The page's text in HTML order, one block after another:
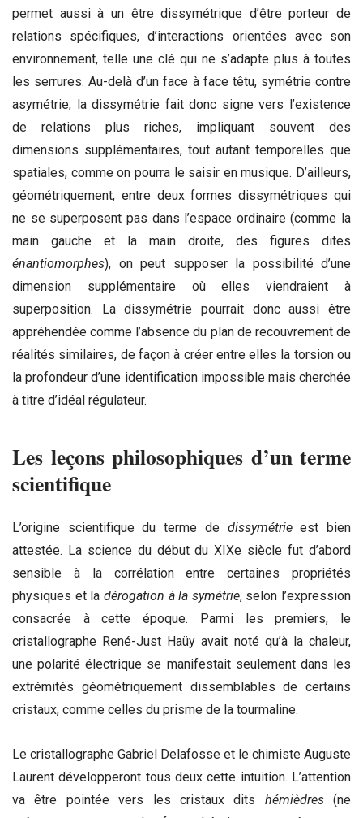
permet aussi à un être dissymétrique d’être porteur de
relations spécifiques, d’interactions orientées avec son
environnement, telle une clé qui ne s’adapte plus à toutes
les serrures. Au-delà d’un face à face têtu, symétrie contre
asymétrie, la dissymétrie fait donc signe vers l’existence
de relations plus riches, impliquant souvent des
dimensions supplémentaires, tout autant temporelles que
spatiales, comme on pourra le saisir en musique. D’ailleurs,
géométriquement, entre deux formes dissymétriques qui
ne se superposent pas dans l’espace ordinaire (comme la
main gauche et la main droite, des figures dites
énantiomorphes), on peut supposer la possibilité d’une
dimension supplémentaire où elles viendraient à
superposition. La dissymétrie pourrait donc aussi être
appréhendée comme l’absence du plan de recouvrement de
réalités similaires, de façon à créer entre elles la torsion ou
la profondeur d’une identification impossible mais cherchée
à titre d’idéal régulateur.
Les leçons philosophiques d’un terme
scientifique
L’origine scientifique du terme de dissymétrieest bien
attestée. La science du début du XIXe siècle fut d’abord
sensible à la corrélation entre certaines propriétés
physiques et la dérogation à la symétrie, selon l’expression
consacrée à cette époque. Parmi les premiers, le
cristallographe René-Just Haüy avait noté qu’à la chaleur,
une polarité électrique se manifestait seulement dans les
extrémités géométriquement dissemblables de certains
cristaux, comme celles du prisme de la tourmaline.
Le cristallographe Gabriel Delafosse et le chimiste Auguste
Laurent développeront tous deux cette intuition. L’attention
va être pointée vers les cristaux dits hémièdres(ne